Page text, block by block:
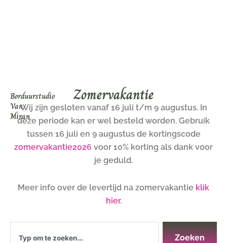
Borduurstudio
Van
Miran
Zomervakantie
Wij zijn gesloten vanaf 16 juli t/m 9 augustus. In
deze periode kan er wel besteld worden. Gebruik
tussen 16 juli en 9 augustus de kortingscode
zomervakantie2026 voor 10% korting als dank voor
je geduld.
Meer info over de levertijd na zomervakantie klik
hier.
Zoeken